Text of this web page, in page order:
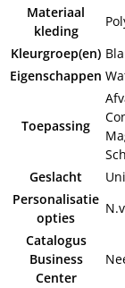
Materiaal
kleding
Kleurgroep(en)
Eigenschappen
Toepassing
Geslacht
Personalisatie
opties
Catalogus
Business
Center